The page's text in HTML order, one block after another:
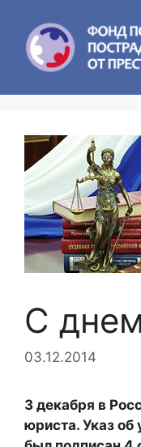
content
С
03.12.2014
3 декабря в
юриста. Указ об